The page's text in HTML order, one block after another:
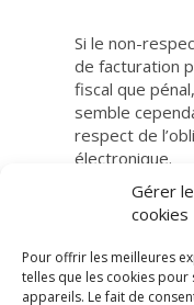
Gérer
cookies
Pour offrir les meilleures
telles que les cookies
appareils. Le fait de
Si le non-
de facturation
fiscal que
semble
respect de
électronique.